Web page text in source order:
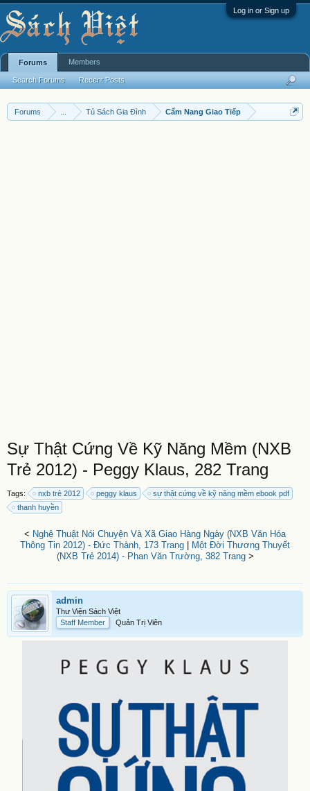
Log in or Sign up
Forums Tủ Sách Gia Đình Cẩm Nang Giao Tiếp
Sự Thật Cứng Về Kỹ Năng Mềm (NXB
Trẻ 2012) - Peggy Klaus, 282 Trang
Tags: nxb trẻ 2012 peggy klaus
sự thật cứng về kỹ năng mềm ebook pdf
thanh huyền
< Nghệ Thuật Nói Chuyện Và Xã Giao Hàng Ngày (NXB Văn Hóa
Thông Tin 2012) - Đức Thành, 173 Trang
Một Đời Thương Thuyết
(NXB Trẻ 2014) - Phan Văn Trường, 382 Trang>
admin
Thư Viện Sách Việt
Staff Member
Quản Trị Viên
Forums
Search Forums Recent Posts
Members